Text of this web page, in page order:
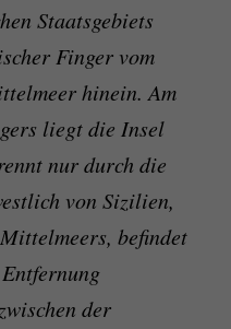
Staatsgebiets
Finger vom
hinein. Am
liegt die Insel
nur durch die
von Sizilien,
befindet
der